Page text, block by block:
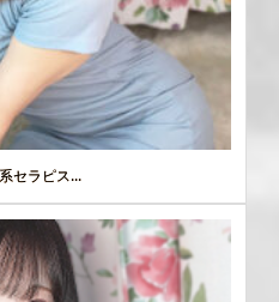
セラピス...